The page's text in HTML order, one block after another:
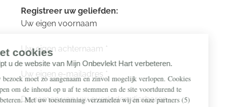
Registreer uw geliefden:
Uw eigen voornaam
Uw eigen achternaam *
Uw eigen e-mailadres *
De namen van uw overleden dierbaren